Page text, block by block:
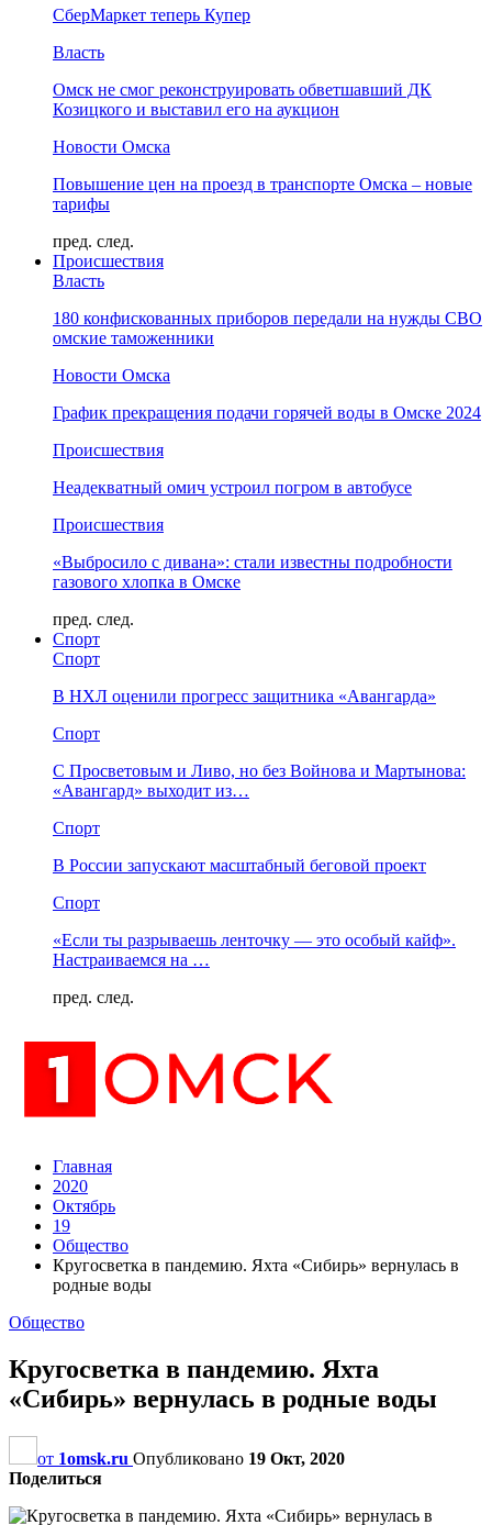
СберМаркет теперь Купер
Власть
Омск не смог реконструировать обветшавший ДК
Козицкого и выставил его на аукцион
Новости Омска
Повышение цен на проезд в транспорте Омска – новые
тарифы
пред. след.
Происшествия
Власть
180 конфискованных приборов передали на нужды СВО
омские таможенники
Новости Омска
График прекращения подачи горячей воды в Омске 2024
Происшествия
Неадекватный омич устроил погром в автобусе
Происшествия
«Выбросило с дивана»: стали известны подробности
газового хлопка в Омске
пред. след.
Спорт
Спорт
В НХЛ оценили прогресс защитника «Авангарда»
Спорт
С Просветовым и Ливо, но без Войнова и Мартынова:
«Авангард» выходит из…
Спорт
В России запускают масштабный беговой проект
Спорт
«Если ты разрываешь ленточку — это особый кайф».
Настраиваемся на …
пред. след.
Главная
2020
Октябрь
19
Общество
Кругосветка в пандемию. Яхта «Сибирь» вернулась в
родные воды
Общество
Кругосветка в пандемию. Яхта
«Сибирь» вернулась в родные воды
от 1omsk.ru Опубликовано 19 Окт, 2020
Поделиться